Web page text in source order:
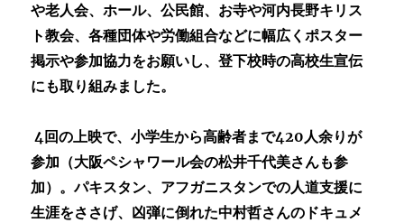
や老人会、ホール、公民館、お寺や河内長野キリス
ト教会、各種団体や労働組合などに幅広くポスター
掲示や参加協力をお願いし、登下校時の高校生宣伝
にも取り組みました。
4回の上映で、小学生から高齢者まで420人余りが
参加（大阪ペシャワール会の松井千代美さんも参
加）。パキスタン、アフガニスタンでの人道支援に
生涯をささげ、凶弾に倒れた中村哲さんのドキュメ